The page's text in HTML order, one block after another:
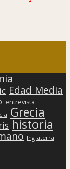
Edad Media
entrevista
Grecia
historia
Inglaterra